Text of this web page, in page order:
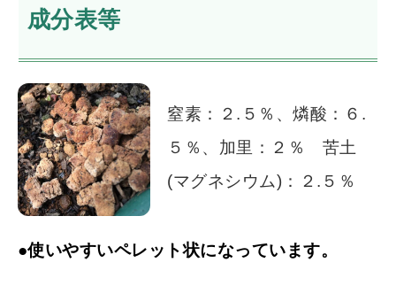
成分表等
窒素：２.５％、燐酸：６.
５％、加里：２％ 苦土
(マグネシウム)：２.５％
●使いやすいペレット状になっています。